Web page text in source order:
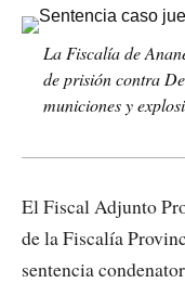
La Fiscalía de
de prisión contra
municiones y
El Fiscal Adjunto
de la Fiscalía
sentencia